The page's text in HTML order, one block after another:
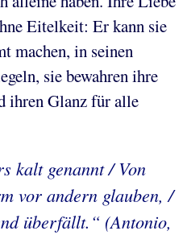
Eitelkeit: Er kann sie
machen, in seinen
sie bewahren ihre
ihren Glanz für alle
kalt genannt / Von
vor andern glauben, /
überfällt.“ (Antonio,